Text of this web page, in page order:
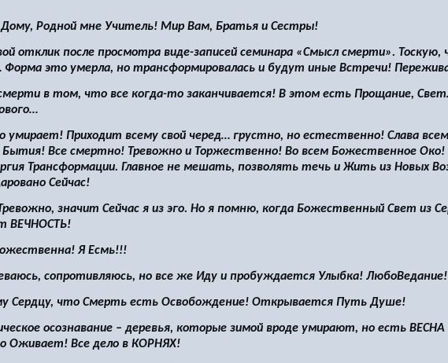
Родной мне Учитель! Мир Вам, Братья и Сестры!
отклик после просмотра виде-записей семинара «Смысл смерти». Тоскую,
это умерла, но трансформировалась и будут иные Встречи!
в том, что все когда-то заканчивается! В этом есть Прощание,
умирает! Приходит всему свой черед… грустно, но естественно! Слава
Все смертно! Тревожно и Торжественно! Во всем Божественное
Трансформации. Главное не мешать, позволять течь и Жить из Новых
Сейчас!
значит Сейчас я из эго. Но я помню, когда Божественный Свет из
ВЕЧНОСТЬ!
Я Есмь!!!
сопротивляюсь, но все же Иду и пробуждается Улыбка! ЛюбоВедание!
Сердцу, что Смерть есть Освобождение! Открывается Путь Душе!
осознавание – деревья, которые зимой вроде умирают, но есть
Оживает! Все дело в КОРНЯХ!